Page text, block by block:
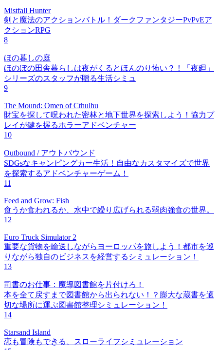
Mistfall Hunter
剣と魔法のアクションバトル！ダークファンタジーPvPvEア
クションRPG
8
ほの暮しの庭
ほのぼの田舎暮らしは夜がくるとほんのり怖い？！「夜廻」
シリーズのスタッフが贈る生活シミュ
9
The Mound: Omen of Cthulhu
財宝を探して呪われた密林と地下世界を探索しよう！協力プ
レイが鍵を握るホラーアドベンチャー
10
Outbound / アウトバウンド
SDGsなキャンピングカー生活！自由なカスタマイズで世界
を探索するアドベンチャーゲーム！
11
Feed and Grow: Fish
食うか食われるか、水中で繰り広げられる弱肉強食の世界。
12
Euro Truck Simulator 2
重要な貨物を輸送しながらヨーロッパを旅しよう！都市を巡
りながら独自のビジネスを経営するシミュレーション！
13
司書のお仕事：魔導図書館を片付けろ！
本を全て戻すまで図書館から出られない！？膨大な蔵書を適
切な場所に運ぶ図書館整理シミュレーション！
14
Starsand Island
恋も冒険もできる、スローライフシミュレーション